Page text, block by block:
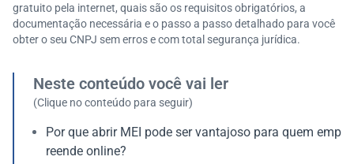
gratuito pela internet, quais são os requisitos obrigatórios, a
documentação necessária e o passo a passo detalhado para você
obter o seu CNPJ sem erros e com total segurança jurídica.
Neste conteúdo você vai ler
(Clique no conteúdo para seguir)
Por que abrir MEI pode ser vantajoso para quem emp
reende online?